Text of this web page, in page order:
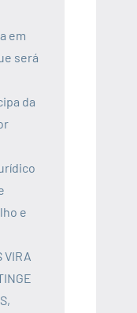
em
será
da
e
VIRA